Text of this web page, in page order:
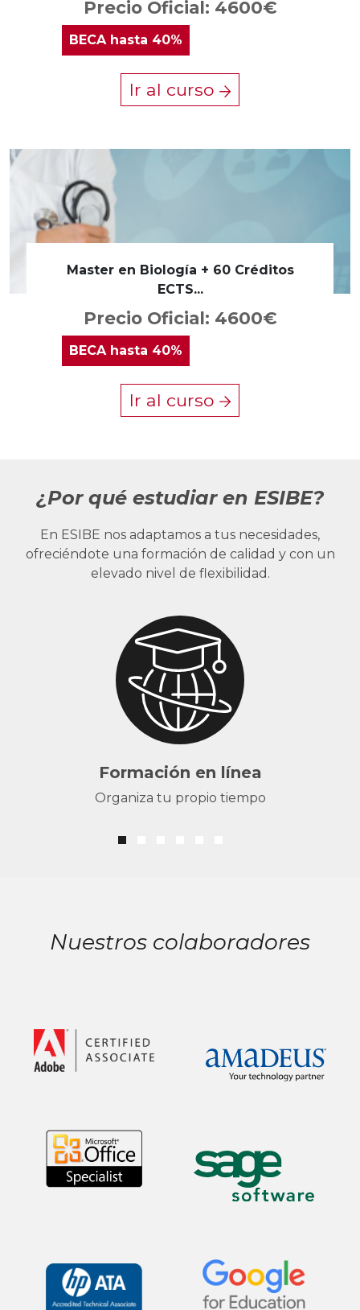
Precio Oficial: 4600€
BECAhasta 40%
Ir al curso
Master en Biología + 60 Créditos
ECTS...
Precio Oficial: 4600€
BECA hasta 40%
Ir al curso
¿Por qué estudiar en ESIBE?
En ESIBE nos adaptamos a tus necesidades,
ofreciéndote una formación de calidad y con un
elevado nivel de flexibilidad.
Formación en línea
Organiza tu propio tiempo
Nuestros colaboradores